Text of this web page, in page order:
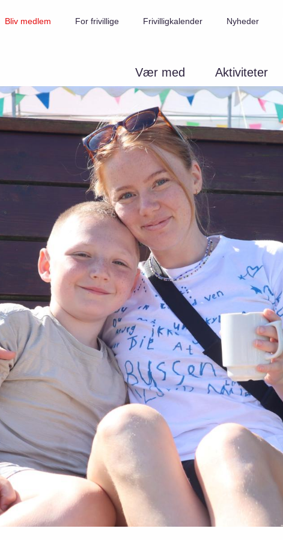
Vær med Aktiviteter
Bliv medlem For frivillige Frivilligkalender Nyheder